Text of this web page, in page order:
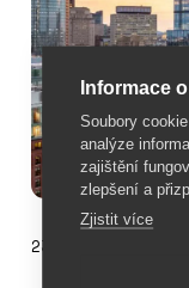
23. února 2023
Informace
Soubory
analýze
zajištění
zlepšení a
Zjistit více